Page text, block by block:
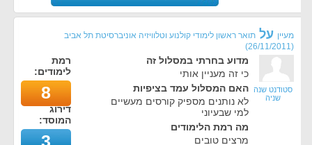
מעיין על תואר ראשון לימודי קולנוע וטלוויזיה אוניברסיטת תל אביב
(
26/11/2011
)
סטודנט שנה
שניה
מדוע בחרתי במסלול זה
כי זה מעניין אותי
האם המסלול עמד בציפיות
לא נותנים מספיק קורסים מעשיים
למי שבעיוני
מה רמת הלימודים
מרצים טובים
רמת
לימודים:
8
דירוג
המוסד:
3